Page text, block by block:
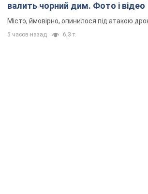
валить чорний дим. Фото і відео
Місто, ймовірно, опинилося під атакою
5 часов назад 6,3 т.